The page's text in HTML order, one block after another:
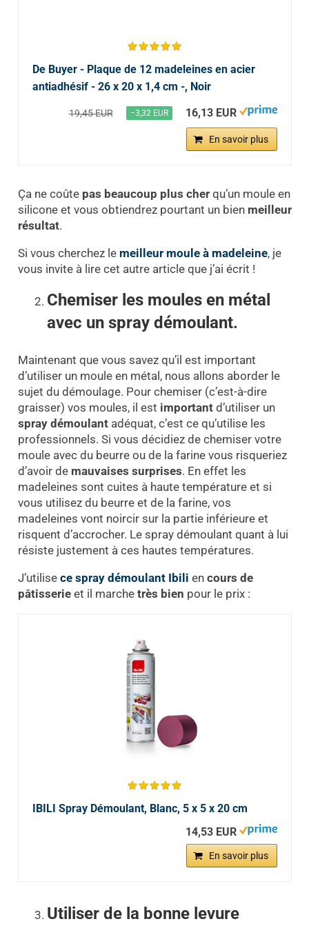
De Buyer - Plaque de 12 madeleines en acier
antiadhésif - 26 x 20 x 1,4 cm -, Noir
19,45 EUR −3,32 EUR 16,13 EUR
En savoir plus
Ça ne coûte pas beaucoup plus cherqu’un moule en
silicone et vous obtiendrez pourtant un bien meilleur
résultat.
Si vous cherchez le meilleur moule à madeleine, je
vous invite à lire cet autre article que j’ai écrit !
Chemiser les moules en métal
avec un spray démoulant.
Maintenant que vous savez qu’il est important
d’utiliser un moule en métal, nous allons aborder le
sujet du démoulage. Pour chemiser (c’est-à-dire
graisser) vos moules, il est importantd’utiliser un
spray démoulantadéquat, c’est ce qu’utilise les
professionnels. Si vous décidiez de chemiser votre
moule avec du beurre ou de la farine vous risqueriez
d’avoir de mauvaises surprises. En effet les
madeleines sont cuites à haute température et si
vous utilisez du beurre et de la farine, vos
madeleines vont noircir sur la partie inférieure et
risquent d’accrocher. Le spray démoulant quant à lui
résiste justement à ces hautes températures.
J’utilise ce spray démoulant Ibili en cours de
pâtisserieet il marche très bien pour le prix :
IBILI Spray Démoulant, Blanc, 5 x 5 x 20 cm
14,53 EUR
En savoir plus
Utiliser de la bonne levure